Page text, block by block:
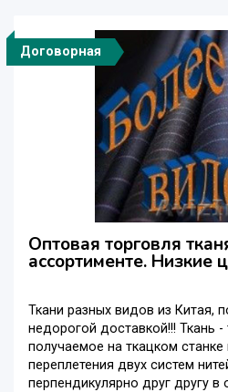
Договорная
Оптовая торговля
ассортименте. Низкие
Ткани разных видов из Китая,
недорогой доставкой!!! Ткань -
получаемое на ткацком станке
переплетения двух систем
перпендикулярно друг другу в